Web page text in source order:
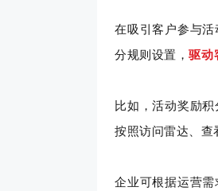
在吸引客户参与活
分规则设置，驱动
比如，活动奖励
按照访问雷达、查
企业可根据运营
10000+
单场活动引流
70%+
客户活跃率
更